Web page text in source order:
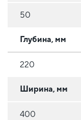
50
Глубина, мм
220
Ширина, мм
400